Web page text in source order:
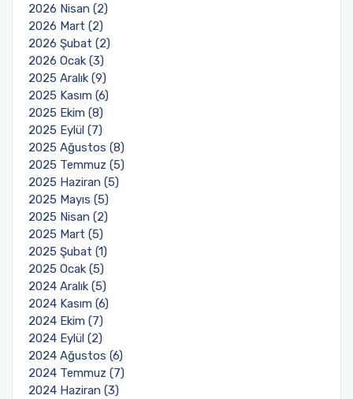
2026 Nisan (2)
2026 Mart (2)
2026 Şubat (2)
2026 Ocak (3)
2025 Aralık (9)
2025 Kasım (6)
2025 Ekim (8)
2025 Eylül (7)
2025 Ağustos (8)
2025 Temmuz (5)
2025 Haziran (5)
2025 Mayıs (5)
2025 Nisan (2)
2025 Mart (5)
2025 Şubat (1)
2025 Ocak (5)
2024 Aralık (5)
2024 Kasım (6)
2024 Ekim (7)
2024 Eylül (2)
2024 Ağustos (6)
2024 Temmuz (7)
2024 Haziran (3)